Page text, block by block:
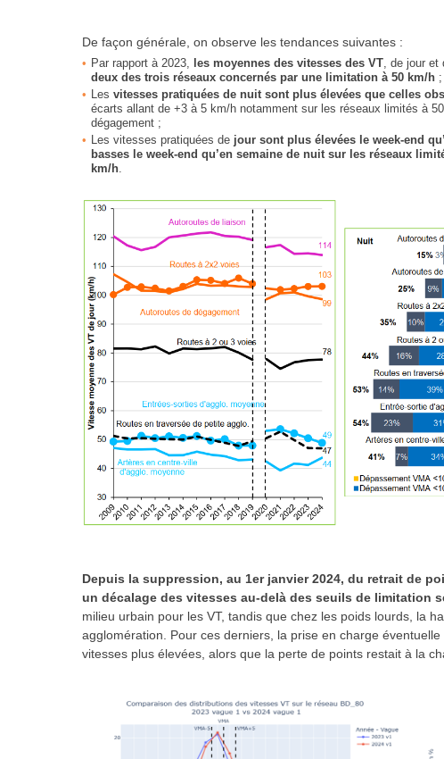
De façon générale, on observe les tendances suivantes :
Par rapport à 2023, les moyennes des vitesses des VT, de jour et
deux des trois réseaux concernés par une limitation à 50 km/h ;
Les vitesses pratiquées de nuit sont plus élevées que celles
écarts allant de +3 à 5 km/h notamment sur les réseaux limités à
dégagement ;
Les vitesses pratiquées de jour sont plus élevées le week-end
basses le week-end qu’en semaine de nuit sur les réseaux
km/h.
Depuis la suppression, au 1er janvier 2024, du retrait de
un décalage des vitesses au-delà des seuils de limitation
milieu urbain pour les VT, tandis que chez les poids lourds, la
agglomération. Pour ces derniers, la prise en charge
vitesses plus élevées, alors que la perte de points restait à la